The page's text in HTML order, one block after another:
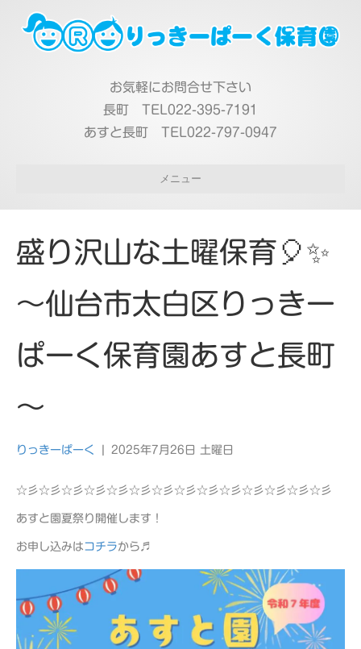
お気軽にお問合せ下さい
長町 TEL022-395-7191
あすと長町 TEL022-797-0947
メニュー
盛り沢山な土曜保育🎈✨
～仙台市太白区りっきー
ぱーく保育園あすと長町
～
りっきーぱーく 2025年7月26日 土曜日
☆彡☆彡☆彡☆彡☆彡☆彡☆彡☆彡☆彡☆彡☆彡☆彡☆彡☆彡
あすと園夏祭り開催します！
お申し込みはコチラから♬